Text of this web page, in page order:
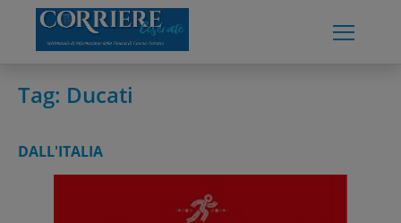
content
Tag: Ducati
DALL'ITALIA